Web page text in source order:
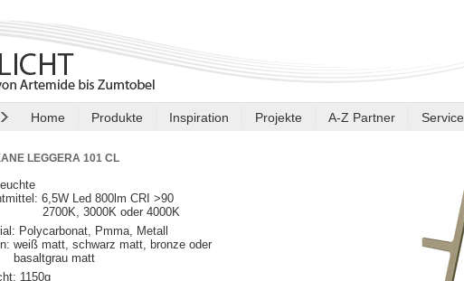
Home Produkte Inspiration Projekte A-Z Partner Service
LEGGERA 101 CL
6,5W Led 800lm CRI >90
3000K oder 4000K
Polycarbonat, Pmma, Metall
weiß matt, schwarz matt, bronze oder
matt
1150g